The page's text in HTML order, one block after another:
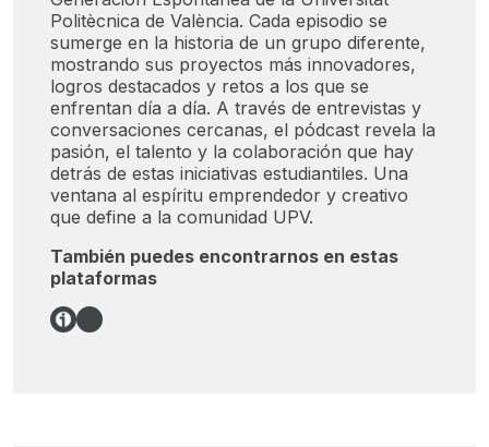
Politècnica de València. Cada episodio se
sumerge en la historia de un grupo diferente,
mostrando sus proyectos más innovadores,
logros destacados y retos a los que se
enfrentan día a día. A través de entrevistas y
conversaciones cercanas, el pódcast revela la
pasión, el talento y la colaboración que hay
detrás de estas iniciativas estudiantiles. Una
ventana al espíritu emprendedor y creativo
que define a la comunidad UPV.
También puedes encontrarnos en estas
plataformas
Enlace Spotify